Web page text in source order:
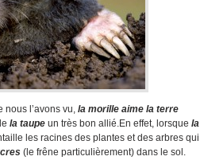
nous l’avons vu, la morille aime la terre
la taupe un très bon allié.En effet, lorsque la
les racines des plantes et des arbres qui
(le frêne particulièrement) dans le sol.